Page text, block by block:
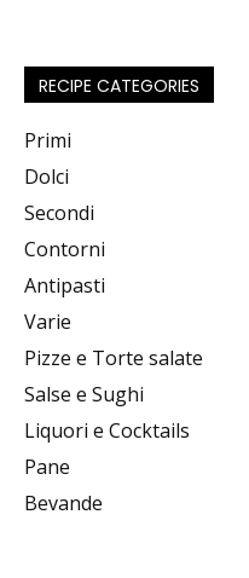
RECIPE CATEGORIES
Primi
Dolci
Secondi
Contorni
Antipasti
Varie
Pizze e Torte salate
Salse e Sughi
Liquori e Cocktails
Pane
Bevande